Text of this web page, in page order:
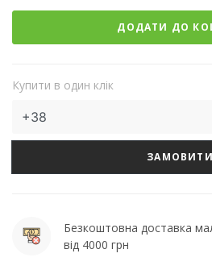
ДОДАТИ ДО
Купити в один клік
ЗАМОВИТИ
Безкоштовна доставка
від 4000 грн